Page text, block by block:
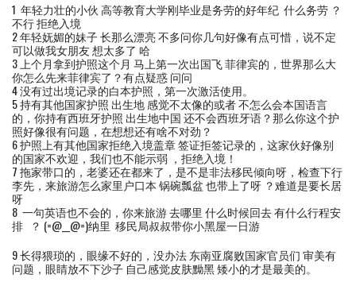
1 年轻力壮的小伙 高等教育大学刚毕业是务劳的好年纪 什么务劳 ？
不行 拒绝入境
2 年轻妩媚的妹子 长那么漂亮 不多问你几句好像有点可惜，说不定
可以做我女朋友 想太多了 哈
3 上个月拿到护照这个月 马上第一次出国飞 菲律宾的，世界那么大
你怎么先来菲律宾了？有点疑惑 问问
4 没有过出境记录的白本护照，第一次激活使用。
5 持有其他国家护照 出生地 感觉不太像的或者 不怎么会本国语言
的，你持有西班牙护照 出生地中国 还不会西班牙语？那么你这个护
照好像很有问题，在想想还有啥不对劲？
6 护照上有其他国家拒绝入境盖章 签证拒签记录的，这家伙好像别
的国家不欢迎，我们也不能示弱 ，拒绝入境！
7 拖家带口的，老婆还在都来了，是不是非法移民倾向呀，检查下行
李先，来旅游怎么家里户口本 锅碗瓢盆 也带上了呀 ？难道是要长居
呀
8 一句英语也不会的，你来旅游 去哪里 什么时候回去 有什么行程安
排 ？ (=@__@=)纳里 移民局叔叔带你小黑屋一日游
9 长得猥琐的，眼缘不好的，没办法 东南亚腐败国家官员们 审美有
问题，眼睛放不下沙子 自己感觉皮肤黝黑 矮小的才是最美的。